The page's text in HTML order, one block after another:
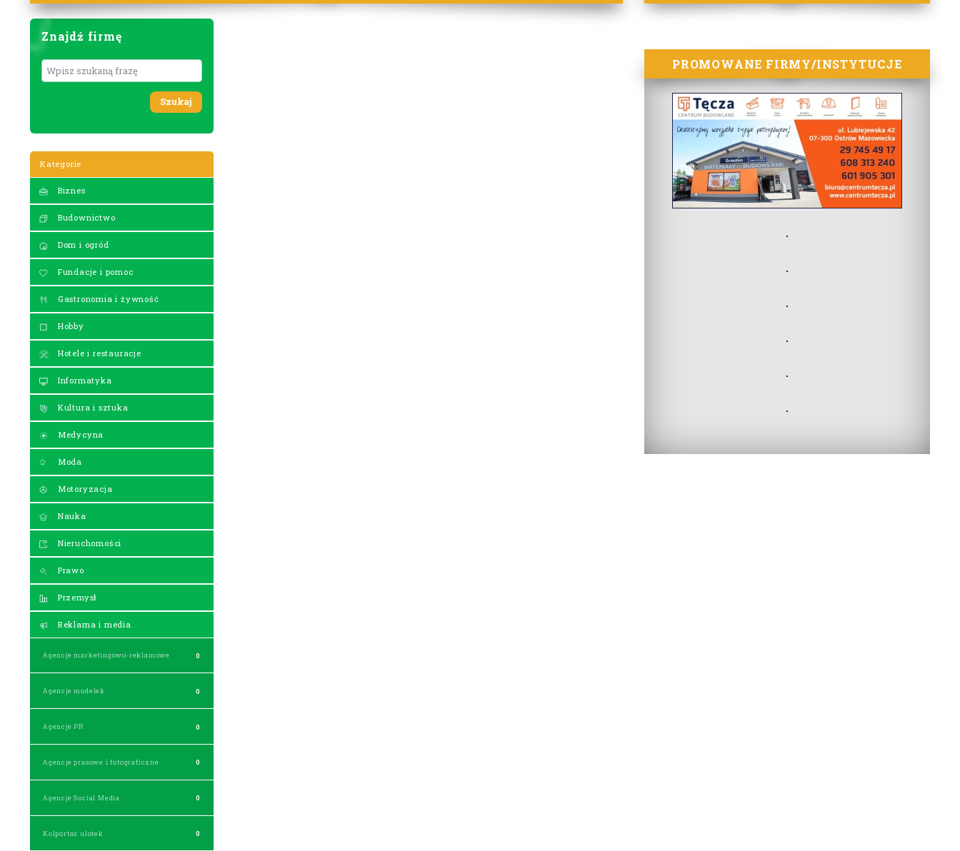
Znajdź firmę
Wyszukaj
Kategorie
Biznes
Budownictwo
Dom i ogród
Fundacje i pomoc
Gastronomia i żywność
Hobby
Hotele i restauracje
Informatyka
Kultura i sztuka
Medycyna
Moda
Motoryzacja
Nauka
Nieruchomości
Prawo
Przemysł
Reklama i media
Agencje marketingowo-reklamowe 0
Agencje modelek 0
Agencje PR 0
Agencje prasowe i fotograficzne 0
Agencje Social Media 0
Kolportaż ulotek 0
PROMOWANE FIRMY/INSTYTUCJE